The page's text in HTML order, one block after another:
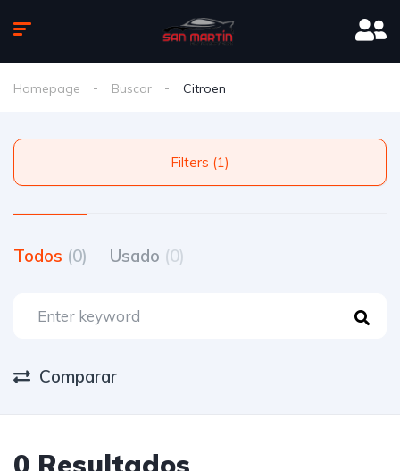
Homepage Buscar Citroen
Filters (1)
Todos (0) Usado (0)
Comparar